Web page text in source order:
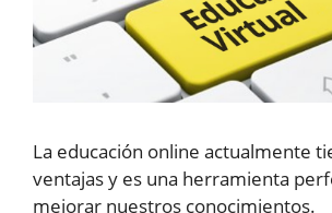
La educación online actualmente
ventajas y es una herramienta
mejorar nuestros conocimientos.